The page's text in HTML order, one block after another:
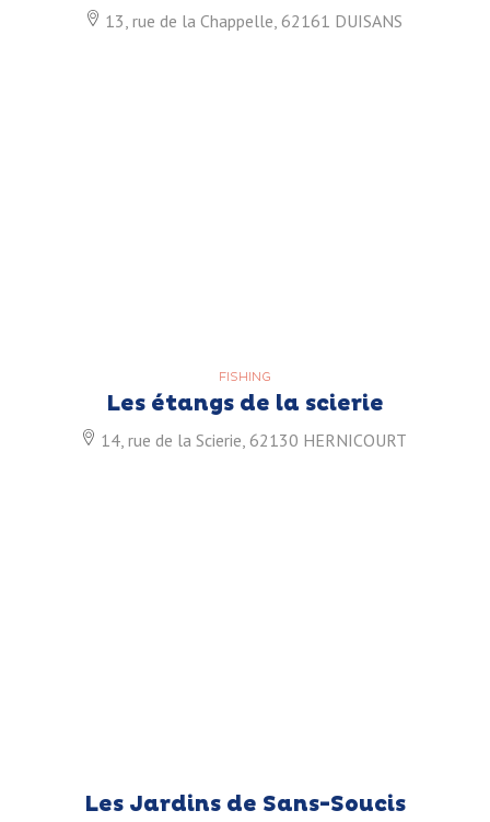
13, rue de la Chappelle, 62161 DUISANS
FISHING
Les étangs de la scierie
14, rue de la Scierie, 62130 HERNICOURT
Les Jardins de Sans-Soucis